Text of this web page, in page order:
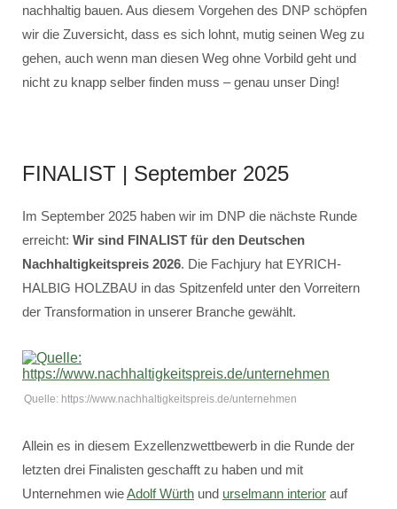
nachhaltig bauen. Aus diesem Vorgehen des DNP schöpfen
wir die Zuversicht, dass es sich lohnt, mutig seinen Weg zu
gehen, auch wenn man diesen Weg ohne Vorbild geht und
nicht zu knapp selber finden muss – genau unser Ding!
FINALIST | September 2025
Im September 2025 haben wir im DNP die nächste Runde
erreicht: Wir sind FINALIST für den Deutschen
Nachhaltigkeitspreis 2026. Die Fachjury hat EYRICH-
HALBIG HOLZBAU in das Spitzenfeld unter den Vorreitern
der Transformation in unserer Branche gewählt.
Quelle: https://www.nachhaltigkeitspreis.de/unternehmen
Allein es in diesem Exzellenzwettbewerb in die Runde der
letzten drei Finalisten geschafft zu haben und mit
Unternehmen wieAdolf Würth und urselmann interior auf